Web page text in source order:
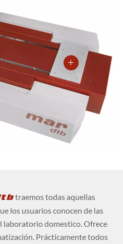
traemos todas aquellas
los usuarios conocen de las
laboratorio domestico. Ofrece
Prácticamente todos